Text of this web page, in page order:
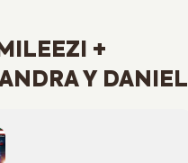
+
Y DANIEL